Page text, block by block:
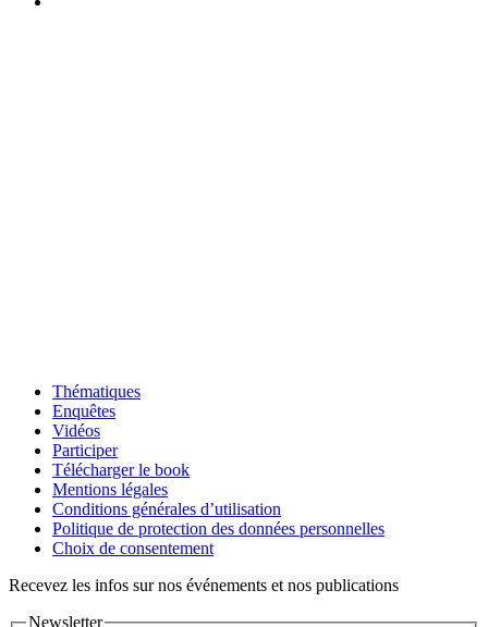
Thématiques
Enquêtes
Vidéos
Participer
Télécharger le book
Mentions légales
Conditions générales d’utilisation
Politique de protection des données personnelles
Choix de consentement
Recevez les infos sur nos événements et nos publications
Newsletter